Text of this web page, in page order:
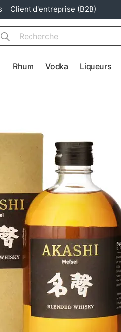
Client d'entreprise (B2B)
Rhum Vodka Liqueurs